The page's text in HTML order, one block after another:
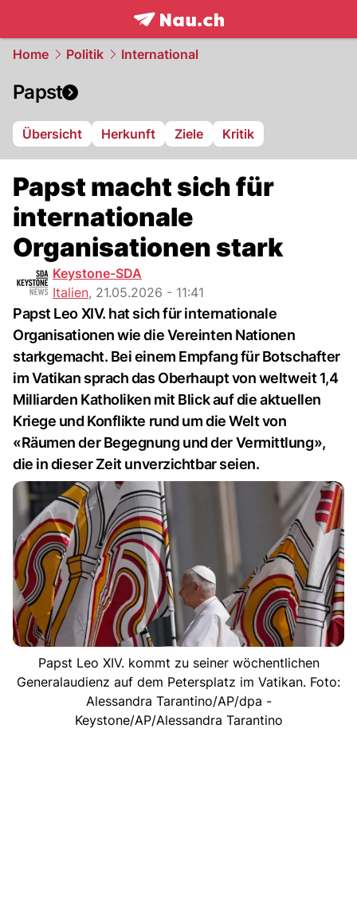
frontpage.NAU.ch
Home Politik International
Papst
Übersicht Herkunft Ziele Kritik
Papst macht sich für
internationale
Organisationen stark
Keystone-SDA
Italien, 21.05.2026 - 11:41
Papst Leo XIV. hat sich für internationale
Organisationen wie die Vereinten Nationen
starkgemacht. Bei einem Empfang für Botschafter
im Vatikan sprach das Oberhaupt von weltweit 1,4
Milliarden Katholiken mit Blick auf die aktuellen
Kriege und Konflikte rund um die Welt von
«Räumen der Begegnung und der Vermittlung»,
die in dieser Zeit unverzichtbar seien.
Papst Leo XIV. kommt zu seiner wöchentlichen
Generalaudienz auf dem Petersplatz im Vatikan. Foto:
Alessandra Tarantino/AP/dpa -
Keystone/AP/Alessandra Tarantino